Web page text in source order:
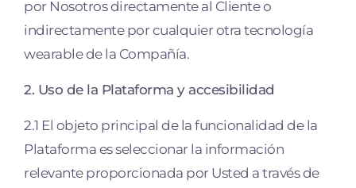
por Nosotros directamente al Cliente o
indirectamente por cualquier otra tecnología
wearable de la Compañía.
2. Uso de la Plataforma y accesibilidad
2.1 El objeto principal de la funcionalidad de la
Plataforma es seleccionar la información
relevante proporcionada por Usted a través de